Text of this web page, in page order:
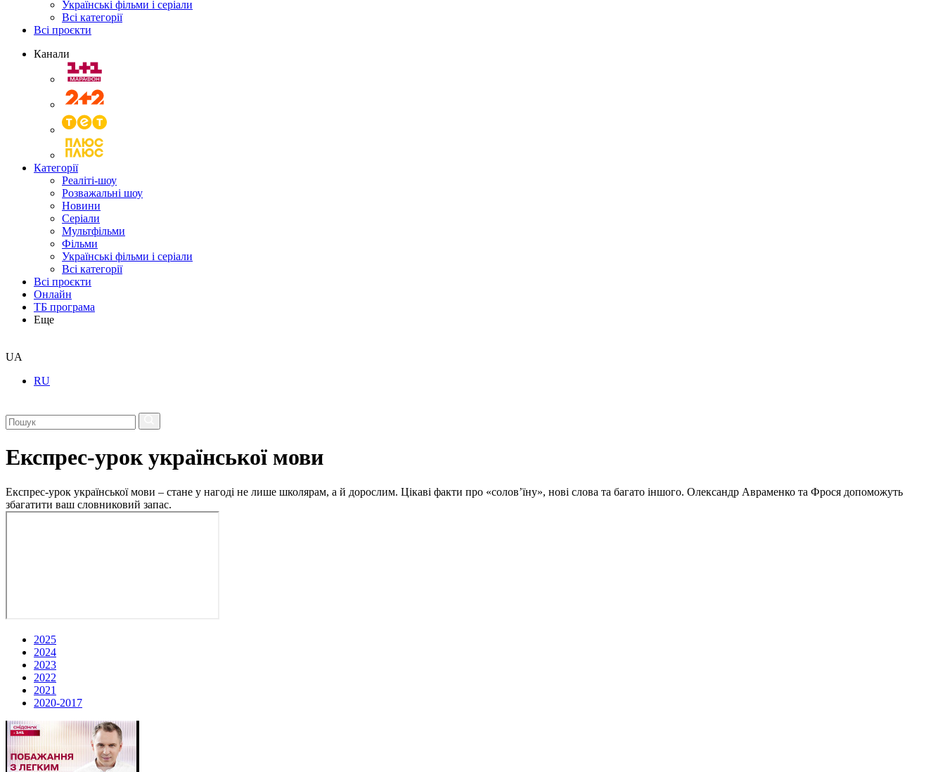
Українські фільми і серіали
Всі категорії
Всі проєкти
Канали
Категорії
Реаліті-шоу
Розважальні шоу
Новини
Серіали
Мультфільми
Фільми
Українські фільми і серіали
Всі категорії
Всі проєкти
Онлайн
ТБ програма
Еще
UA
RU
Експрес-урок української мови
Експрес-урок української мови – стане у нагоді не лише школярам, а й дорослим. Цікаві факти про «солов’їну», нові слова та багато іншого. Олександр Авраменко та Фрося допоможуть
збагатити ваш словниковий запас.
2025
2024
2023
2022
2021
2020-2017